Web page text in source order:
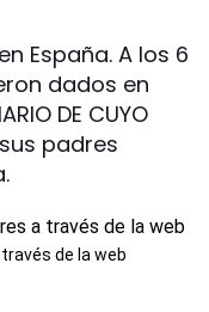
España. A los 6
dados en
DE CUYO
padres
de la web